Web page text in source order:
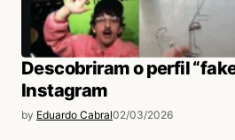
Descobriram o perfil
Instagram
by Eduardo Cabral02/03/2026